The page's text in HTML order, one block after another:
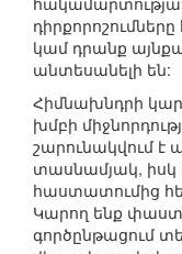
կամ դրանք
անտեսանելի են:
Հիմնախնդրի
խմբի
շարունակվում է
տասնամյակ, իսկ
հաստատումից
Կարող ենք
գործընթացում